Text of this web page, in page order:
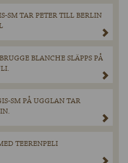
SM TAR PETER TILL BERLIN
BLANCHE SLÄPPS PÅ
SM PÅ UGGLAN TAR
TEERENPELI